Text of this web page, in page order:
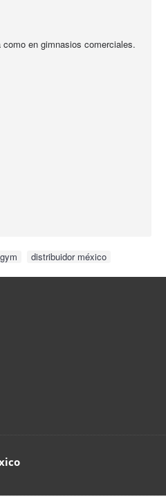
en gimnasios comerciales.
distribuidor méxico